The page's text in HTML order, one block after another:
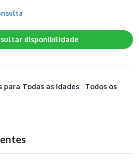
disponibilidade
para Todas as Idades
Todos os